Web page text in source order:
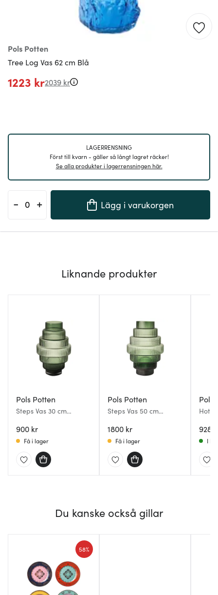
Pols Potten
Tree Log Vas 62 cm Blå
1223 kr2039 kr
LAGERRENSNING
Först till kvarn - gäller så långt lagret räcker!
Se alla produkter i lagerrensningen här.
- + Lägg i varukorgen
Liknande produkter
Pols Potten
Steps Vas 30 cm
900 kr
Få i lager
Pols Potten
Steps Vas 50 cm
1800 kr
Få i lager
Pols
Hot
928
I
Du kanske också gillar
58%